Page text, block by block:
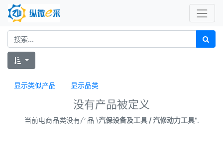
显示类似产品 显示品类
没有产品被定义
当前电商品类没有产品 \汽保设备及工具 / 汽修动力工具".